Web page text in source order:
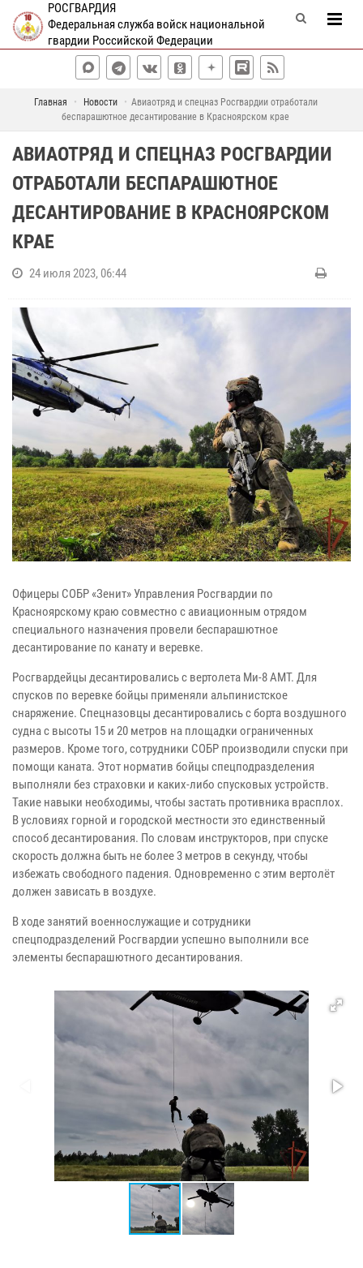
РОСГВАРДИЯ
Федеральная служба войск национальной
гвардии Российской Федерации
Главная Новости
Авиаотряд и спецназ Росгвардии отработали
беспарашютное десантирование в Красноярском крае
АВИАОТРЯД И СПЕЦНАЗ РОСГВАРДИИ
ОТРАБОТАЛИ БЕСПАРАШЮТНОЕ
ДЕСАНТИРОВАНИЕ В КРАСНОЯРСКОМ
КРАЕ
24 июля 2023, 06:44
Офицеры СОБР «Зенит» Управления Росгвардии по
Красноярскому краю совместно с авиационным отрядом
специального назначения провели беспарашютное
десантирование по канату и веревке.
Росгвардейцы десантировались с вертолета Ми-8 АМТ. Для
спусков по веревке бойцы применяли альпинистское
снаряжение. Спецназовцы десантировались с борта воздушного
судна с высоты 15 и 20 метров на площадки ограниченных
размеров. Кроме того, сотрудники СОБР производили спуски при
помощи каната. Этот норматив бойцы спецподразделения
выполняли без страховки и каких-либо спусковых устройств.
Такие навыки необходимы, чтобы застать противника врасплох.
В условиях горной и городской местности это единственный
способ десантирования. По словам инструкторов, при спуске
скорость должна быть не более 3 метров в секунду, чтобы
избежать свободного падения. Одновременно с этим вертолёт
должен зависать в воздухе.
В ходе занятий военнослужащие и сотрудники
спецподразделений Росгвардии успешно выполнили все
элементы беспарашютного десантирования.